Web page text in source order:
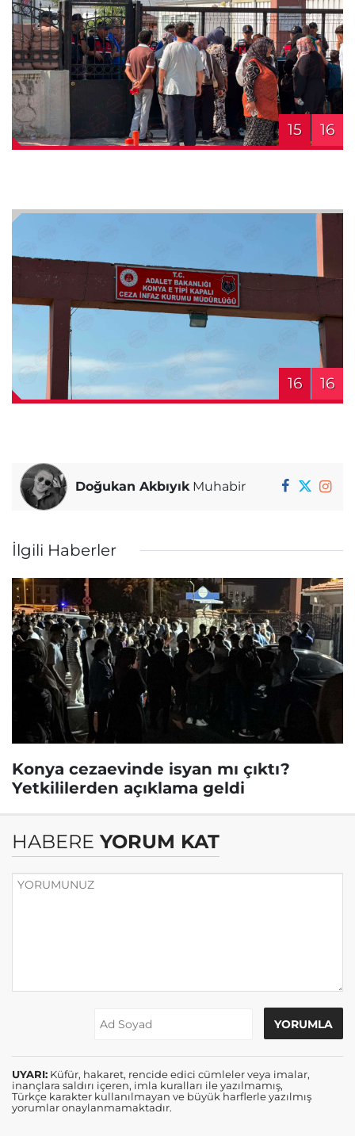
15 16
16 16
Doğukan AkbıyıkMuhabir
İlgili Haberler
Konya cezaevinde isyan mı çıktı?
Yetkililerden açıklama geldi
HABERE YORUM KAT
UYARI: Küfür, hakaret, rencide edici cümleler veya imalar,
inançlara saldırı içeren, imla kuralları ile yazılmamış,
Türkçe karakter kullanılmayan ve büyük harflerle yazılmış
yorumlar onaylanmamaktadır.